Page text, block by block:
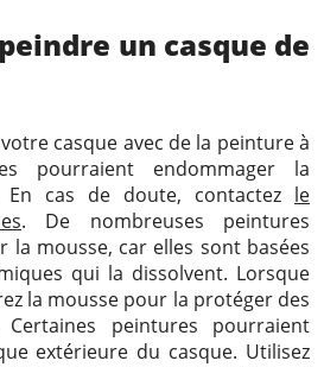
un casque de
casque avec de la peinture à
pourraient endommager la
En cas de doute, contactez le
. De nombreuses peintures
la mousse, car elles sont basées
qui la dissolvent. Lorsque
la mousse pour la protéger des
peintures pourraient
extérieure du casque. Utilisez